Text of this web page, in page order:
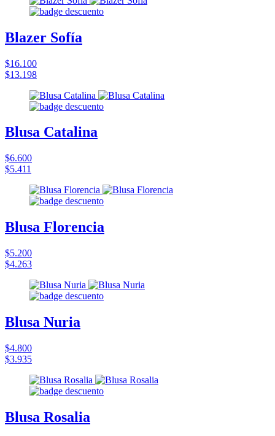
Blazer Sofía
$16.100
$13.198
Blusa Catalina
$6.600
$5.411
Blusa Florencia
$5.200
$4.263
Blusa Nuria
$4.800
$3.935
Blusa Rosalia